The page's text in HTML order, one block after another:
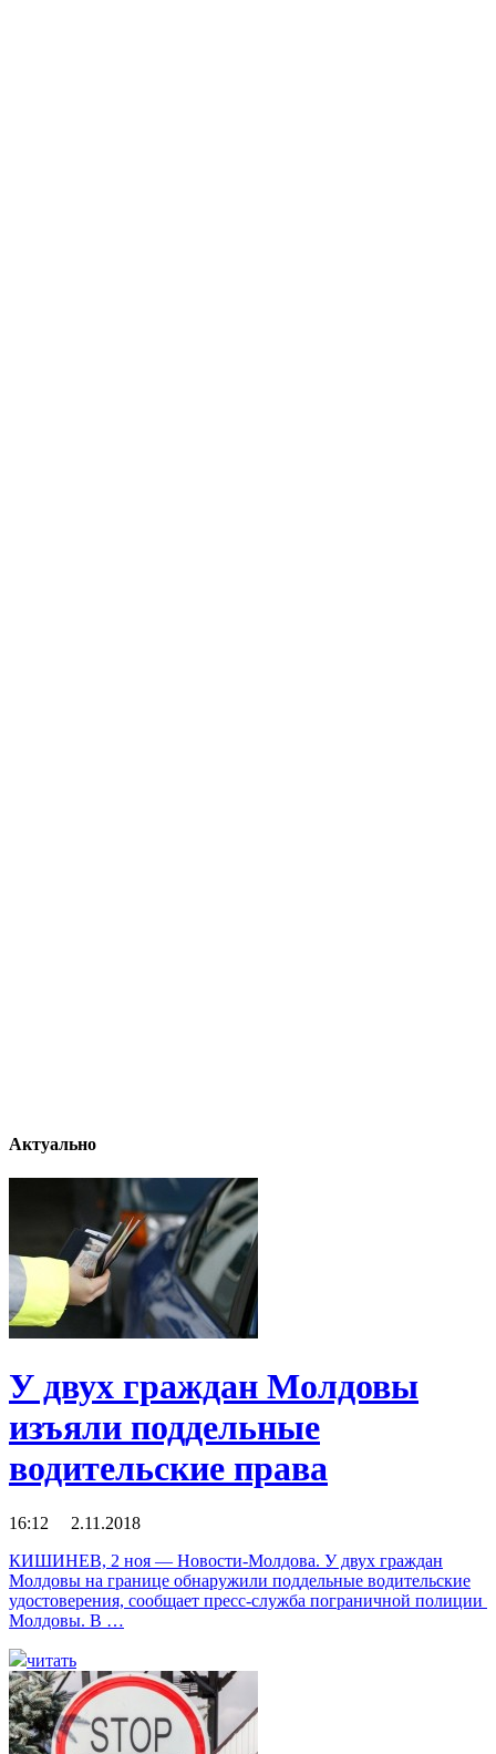
Актуально
У двух граждан Молдовы
изъяли поддельные
водительские права
16:12 2.11.2018
КИШИНЕВ, 2 ноя — Новости-Молдова. У двух граждан
Молдовы на границе обнаружили поддельные водительские
удостоверения, сообщает пресс-служба пограничной полиции
Молдовы. В …
читать